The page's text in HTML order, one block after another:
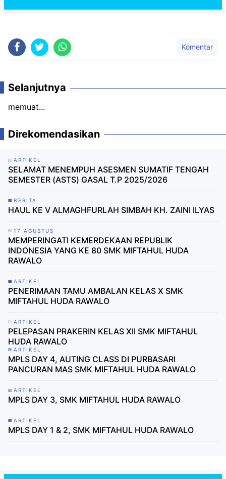
Komentar
Selanjutnya
memuat...
Direkomendasikan
ARTIKEL
SELAMAT MENEMPUH ASESMEN SUMATIF TENGAH
SEMESTER (ASTS) GASAL T.P 2025/2026
BERITA
HAUL KE V ALMAGHFURLAH SIMBAH KH. ZAINI ILYAS
17 AGUSTUS
MEMPERINGATI KEMERDEKAAN REPUBLIK
INDONESIA YANG KE 80 SMK MIFTAHUL HUDA
RAWALO
ARTIKEL
PENERIMAAN TAMU AMBALAN KELAS X SMK
MIFTAHUL HUDA RAWALO
ARTIKEL
PELEPASAN PRAKERIN KELAS XII SMK MIFTAHUL
HUDA RAWALO
ARTIKEL
MPLS DAY 4, AUTING CLASS DI PURBASARI
PANCURAN MAS SMK MIFTAHUL HUDA RAWALO
ARTIKEL
MPLS DAY 3, SMK MIFTAHUL HUDA RAWALO
ARTIKEL
MPLS DAY 1 & 2, SMK MIFTAHUL HUDA RAWALO